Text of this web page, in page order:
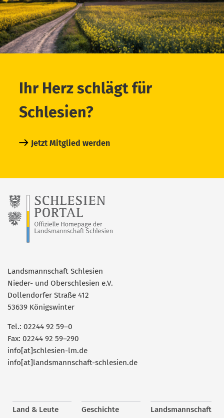
Ihr Herz schlägt für
Schlesien?
Jetzt Mitglied werden
Landsmannschaft Schlesien
Nieder- und Oberschlesien e.V.
Dollendorfer Straße 412
53639 Königswinter
Tel.: 02244 92 59–0
Fax: 02244 92 59–290
info[at]schlesien-lm.de
info[at]landsmannschaft-schlesien.de
Land & Leute Geschichte Landsmannschaft